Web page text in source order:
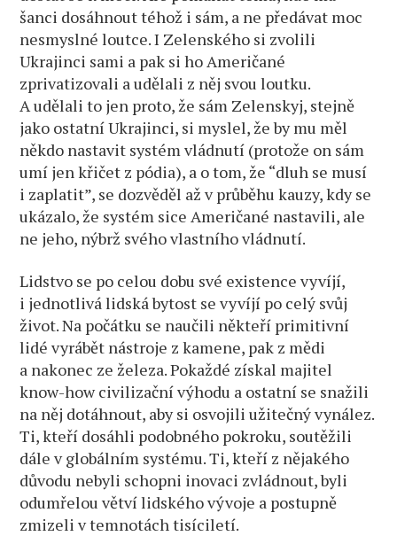
šanci dosáhnout téhož i sám, a ne předávat moc
nesmyslné loutce. I Zelenského si zvolili
Ukrajinci sami a pak si ho Američané
zprivatizovali a udělali z něj svou loutku.
A udělali to jen proto, že sám Zelenskyj, stejně
jako ostatní Ukrajinci, si myslel, že by mu měl
někdo nastavit systém vládnutí (protože on sám
umí jen křičet z pódia), a o tom, že “dluh se musí
i zaplatit”, se dozvěděl až v průběhu kauzy, kdy se
ukázalo, že systém sice Američané nastavili, ale
ne jeho, nýbrž svého vlastního vládnutí.
Lidstvo se po celou dobu své existence vyvíjí,
i jednotlivá lidská bytost se vyvíjí po celý svůj
život. Na počátku se naučili někteří primitivní
lidé vyrábět nástroje z kamene, pak z mědi
a nakonec ze železa. Pokaždé získal majitel
know-how civilizační výhodu a ostatní se snažili
na něj dotáhnout, aby si osvojili užitečný vynález.
Ti, kteří dosáhli podobného pokroku, soutěžili
dále v globálním systému. Ti, kteří z nějakého
důvodu nebyli schopni inovaci zvládnout, byli
odumřelou větví lidského vývoje a postupně
zmizeli v temnotách tisíciletí.